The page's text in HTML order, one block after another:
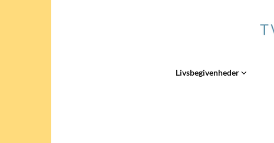
Livsbegivenheder